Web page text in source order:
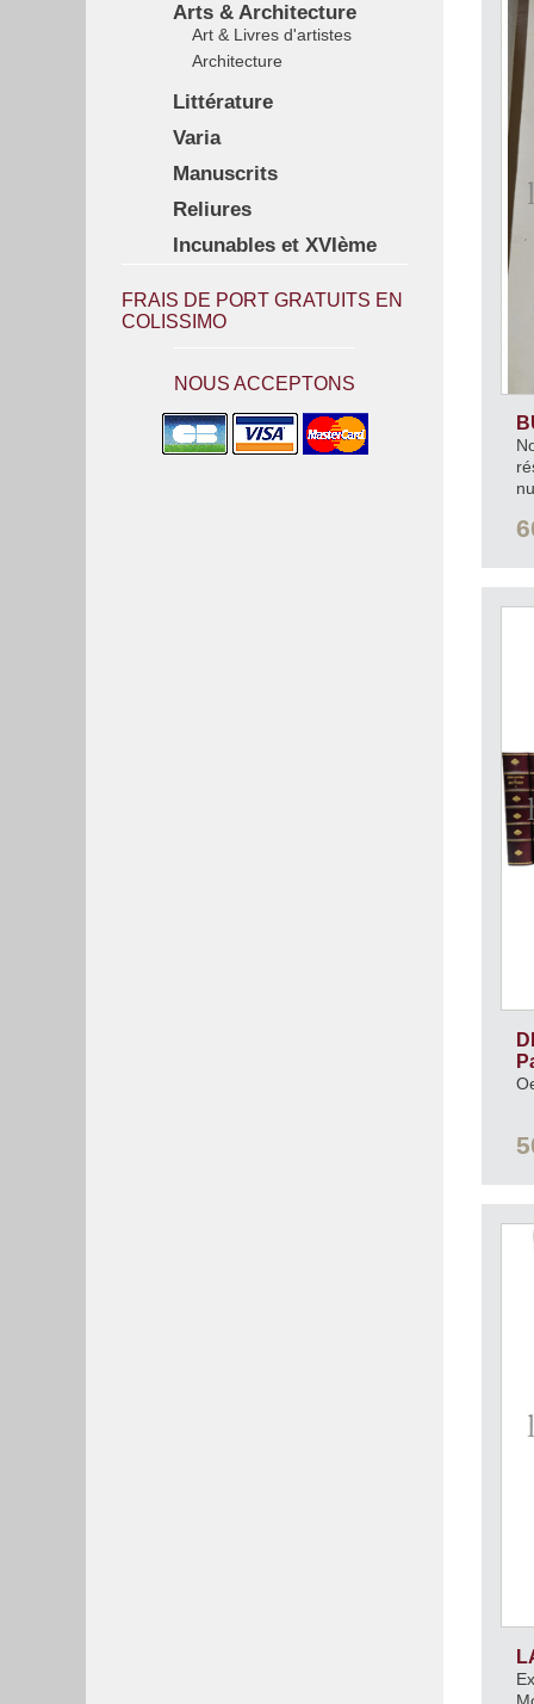
Arts & Architecture
Art & Livres d'artistes
Architecture
Littérature
Varia
Manuscrits
Reliures
Incunables et XVIème
FRAIS DE PORT GRATUITS EN
COLISSIMO
NOUS ACCEPTONS